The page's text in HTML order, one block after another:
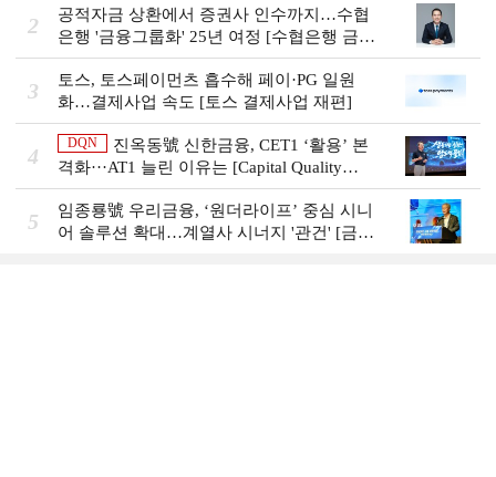
2
공적자금 상환에서 증권사 인수까지…수협
은행 '금융그룹화' 25년 여정 [수협은행 금융
그룹의 꿈①]
3
토스, 토스페이먼츠 흡수해 페이·PG 일원
화…결제사업 속도 [토스 결제사업 재편]
4
DQN
진옥동號 신한금융, CET1 ‘활용’ 본
격화···AT1 늘린 이유는 [Capital Quality
Review]
5
임종룡號 우리금융, ‘원더라이프’ 중심 시니
어 솔루션 확대…계열사 시너지 '관건' [금융